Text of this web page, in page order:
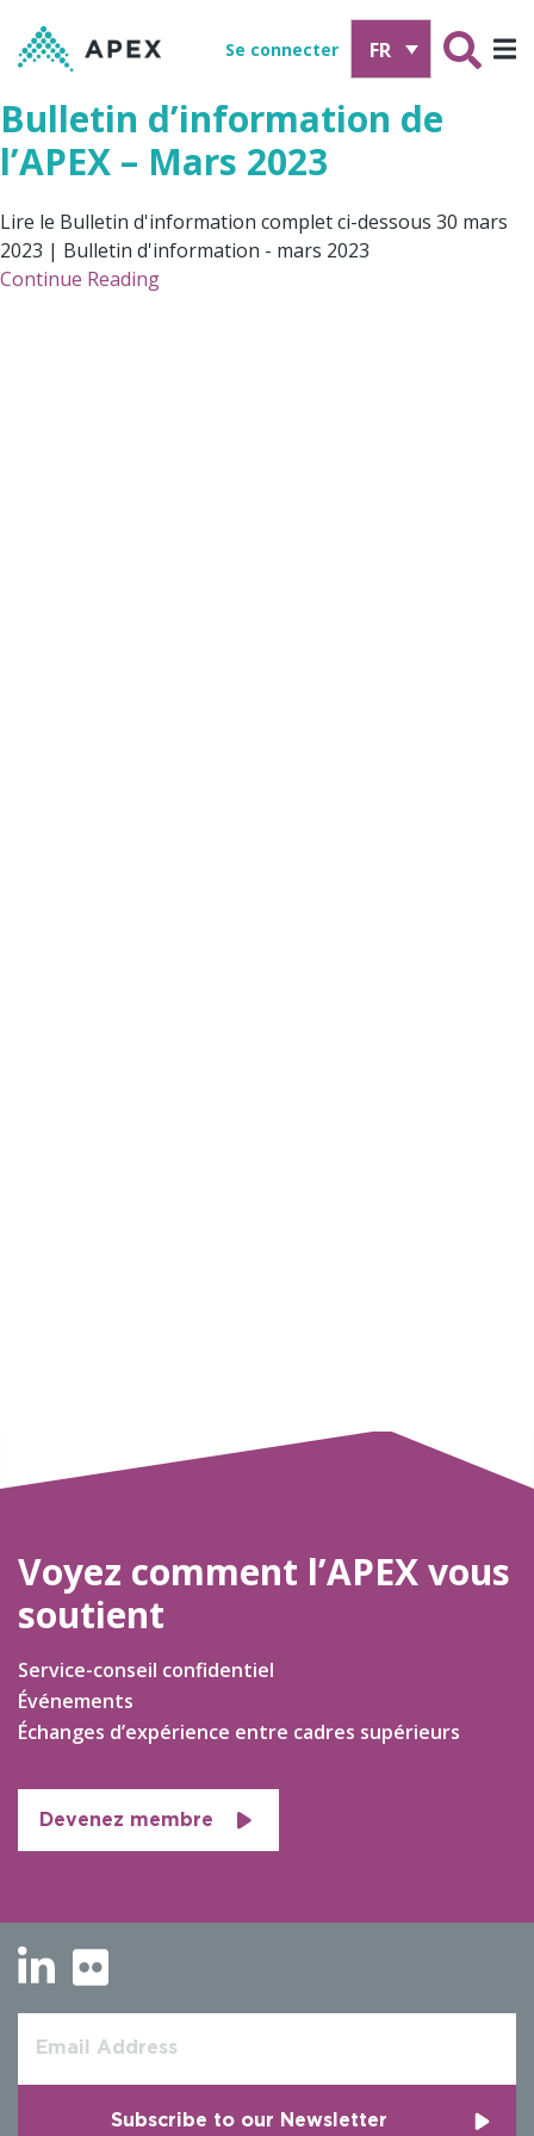
Se connecter FR
Bulletin d’information de
l’APEX – Mars 2023
Lire le Bulletin d'information complet ci-dessous 30 mars
2023 | Bulletin d'information - mars 2023
Continue Reading
Voyez comment l’APEX vous
soutient
Service-conseil confidentiel
Événements
Échanges d’expérience entre cadres supérieurs
Devenez membre